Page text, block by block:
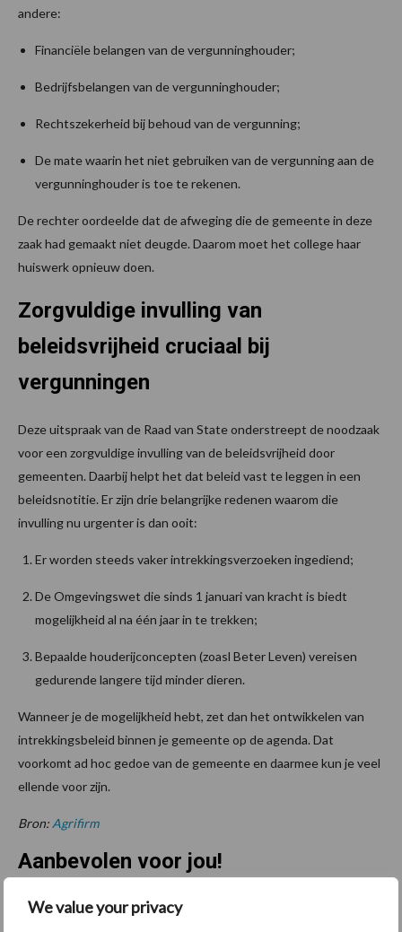
We value your privacy
andere:
Financiële belangen van de vergunninghouder;
Bedrijfsbelangen van de vergunninghouder;
Rechtszekerheid bij behoud van de vergunning;
De mate waarin het niet gebruiken van de vergunning aan de
vergunninghouder is toe te rekenen.
De rechter oordeelde dat de afweging die de gemeente in deze
zaak had gemaakt niet deugde. Daarom moet het college haar
huiswerk opnieuw doen.
Zorgvuldige invulling van
beleidsvrijheid cruciaal bij
vergunningen
Deze uitspraak van de Raad van State onderstreept de noodzaak
voor een zorgvuldige invulling van de beleidsvrijheid door
gemeenten. Daarbij helpt het dat beleid vast te leggen in een
beleidsnotitie. Er zijn drie belangrijke redenen waarom die
invulling nu urgenter is dan ooit:
Er worden steeds vaker intrekkingsverzoeken ingediend;
De Omgevingswet die sinds 1 januari van kracht is biedt
mogelijkheid al na één jaar in te trekken;
Bepaalde houderijconcepten (zoasl Beter Leven) vereisen
gedurende langere tijd minder dieren.
Wanneer je de mogelijkheid hebt, zet dan het ontwikkelen van
intrekkingsbeleid binnen je gemeente op de agenda. Dat
voorkomt ad hoc gedoe van de gemeente en daarmee kun je veel
ellende voor zijn.
Bron: Agrifirm
Aanbevolen voor jou!
Grondstoffenmarkt blijft